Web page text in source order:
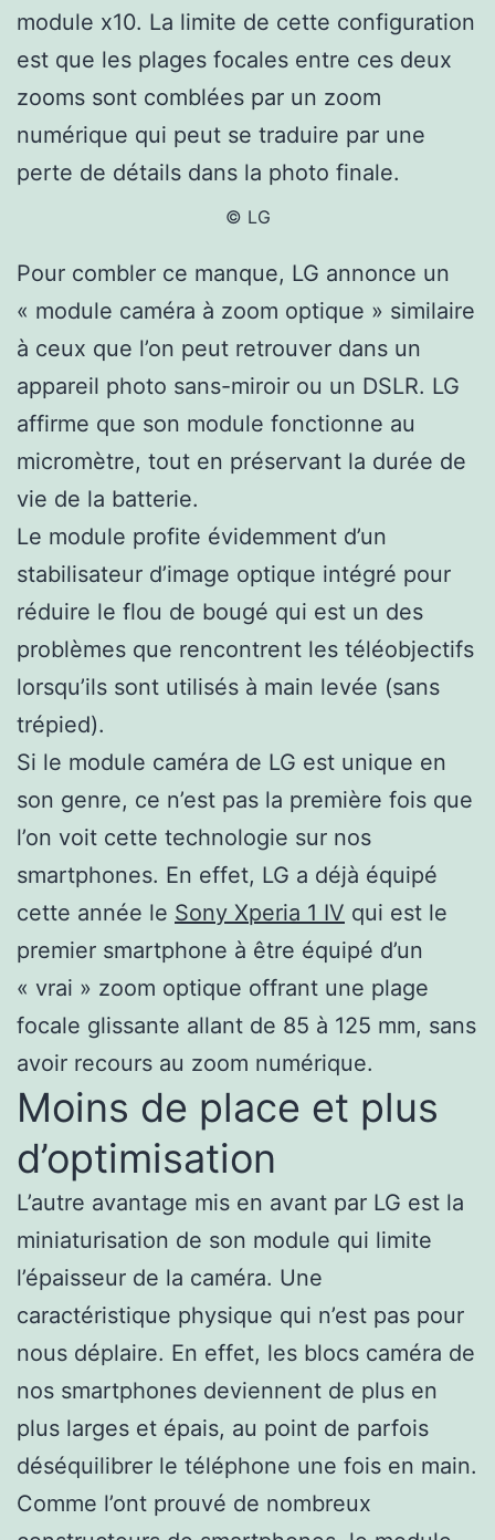
module x10. La limite de cette configuration
est que les plages focales entre ces deux
zooms sont comblées par un zoom
numérique qui peut se traduire par une
perte de détails dans la photo finale.
© LG
Pour combler ce manque, LG annonce un
« module caméra à zoom optique » similaire
à ceux que l’on peut retrouver dans un
appareil photo sans-miroir ou un DSLR. LG
affirme que son module fonctionne au
micromètre, tout en préservant la durée de
vie de la batterie.
Le module profite évidemment d’un
stabilisateur d’image optique intégré pour
réduire le flou de bougé qui est un des
problèmes que rencontrent les téléobjectifs
lorsqu’ils sont utilisés à main levée (sans
trépied).
Si le module caméra de LG est unique en
son genre, ce n’est pas la première fois que
l’on voit cette technologie sur nos
smartphones. En effet, LG a déjà équipé
cette année le Sony Xperia 1 IV qui est le
premier smartphone à être équipé d’un
« vrai » zoom optique offrant une plage
focale glissante allant de 85 à 125 mm, sans
avoir recours au zoom numérique.
Moins de place et plus
d’optimisation
L’autre avantage mis en avant par LG est la
miniaturisation de son module qui limite
l’épaisseur de la caméra. Une
caractéristique physique qui n’est pas pour
nous déplaire. En effet, les blocs caméra de
nos smartphones deviennent de plus en
plus larges et épais, au point de parfois
déséquilibrer le téléphone une fois en main.
Comme l’ont prouvé de nombreux